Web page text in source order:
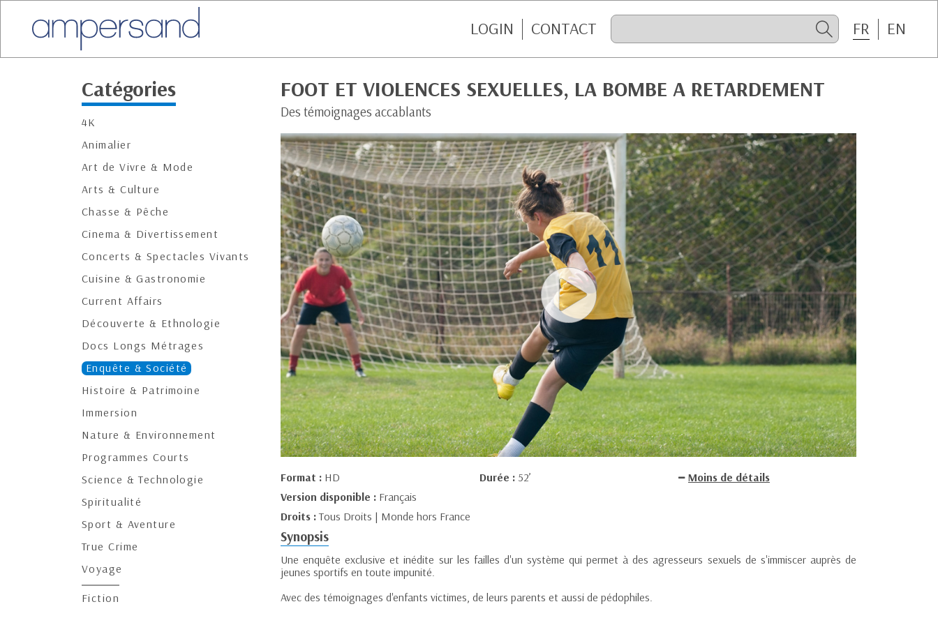
LOGIN CONTACT FR EN
Catégories
4K
Animalier
Art de Vivre & Mode
Arts & Culture
Chasse & Pêche
Cinema & Divertissement
Concerts & Spectacles Vivants
Cuisine & Gastronomie
Current Affairs
Découverte & Ethnologie
Docs Longs Métrages
Enquête & Société
Histoire & Patrimoine
Immersion
Nature & Environnement
Programmes Courts
Science & Technologie
Spiritualité
Sport & Aventure
True Crime
Voyage
Fiction
FOOT ET VIOLENCES SEXUELLES, LA BOMBE A RETARDEMENT
Des témoignages accablants
Format : HD Durée : 52’
Moins de détails
Version disponible : Français
Droits :Tous Droits | Monde hors France
Synopsis
Une enquête exclusive et inédite sur les failles d'un système qui permet à des agresseurs sexuels de s'immiscer auprès de
jeunes sportifs en toute impunité.
Avec des témoignages d'enfants victimes, de leurs parents et aussi de pédophiles.